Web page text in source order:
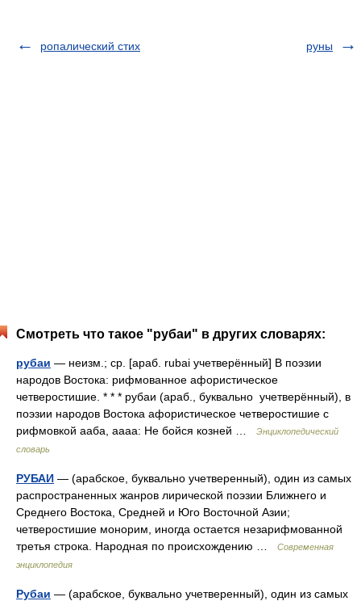
ропалический стих руны
Смотреть что такое "рубаи" в других словарях:
рубаи — неизм.; ср. [араб. rubai учетверённый] В поэзии
народов Востока: рифмованное афористическое
четверостишие. * * * рубаи (араб., буквально учетверённый), в
поэзии народов Востока афористическое четверостишие с
рифмовкой ааба, аааа: Не бойся козней …
Энциклопедический
словарь
РУБАИ — (арабское, буквально учетверенный), один из самых
распространенных жанров лирической поэзии Ближнего и
Среднего Востока, Средней и Юго Восточной Азии;
четверостишие монорим, иногда остается незарифмованной
третья строка. Народная по происхождению …
Современная
энциклопедия
Рубаи — (арабское, буквально учетверенный), один из самых